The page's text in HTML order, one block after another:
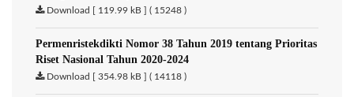
Download [ 119.99 kB ] ( 15248 )
Permenristekdikti Nomor 38 Tahun 2019 tentang Prioritas
Riset Nasional Tahun 2020-2024
Download [ 354.98 kB ] ( 14118 )